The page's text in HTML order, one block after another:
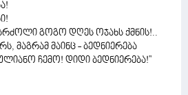
გოგო დღეს ოჯახს ქმნის!..
მაგრამ მაინც - ბედნიერება
ჩემო! დიდი ბედნიერება!''